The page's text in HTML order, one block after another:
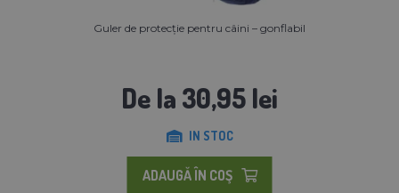
Guler de protecție pentru câini – gonflabil
De la 30,95 lei
IN STOC
ADAUGĂ ÎN COŞ